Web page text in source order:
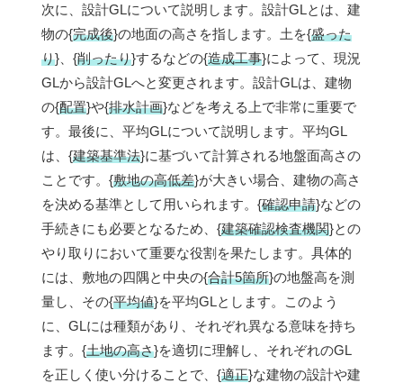
次に、設計GLについて説明します。設計GLとは、建
物の{完成後}の地面の高さを指します。土を{盛った
り}、{削ったり}するなどの{造成工事}によって、現況
GLから設計GLへと変更されます。設計GLは、建物
の{配置}や{排水計画}などを考える上で非常に重要で
す。最後に、平均GLについて説明します。平均GL
は、{建築基準法}に基づいて計算される地盤面高さの
ことです。{敷地の高低差}が大きい場合、建物の高さ
を決める基準として用いられます。{確認申請}などの
手続きにも必要となるため、{建築確認検査機関}との
やり取りにおいて重要な役割を果たします。具体的
には、敷地の四隅と中央の{合計5箇所}の地盤高を測
量し、その{平均値}を平均GLとします。このよう
に、GLには種類があり、それぞれ異なる意味を持ち
ます。{土地の高さ}を適切に理解し、それぞれのGL
を正しく使い分けることで、{適正}な建物の設計や建